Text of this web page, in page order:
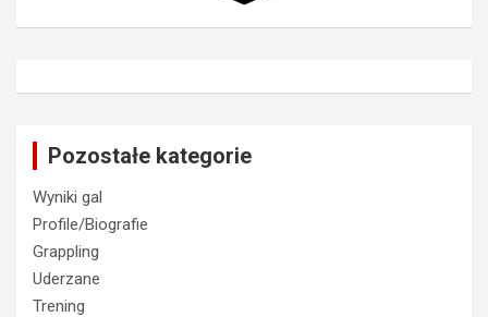
Pozostałe kategorie
Wyniki gal
Profile/Biografie
Grappling
Uderzane
Trening